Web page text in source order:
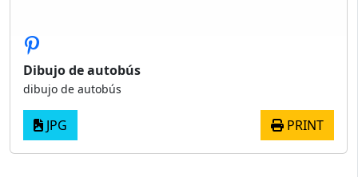
Dibujo de autobús
dibujo de autobús
JPG PRINT